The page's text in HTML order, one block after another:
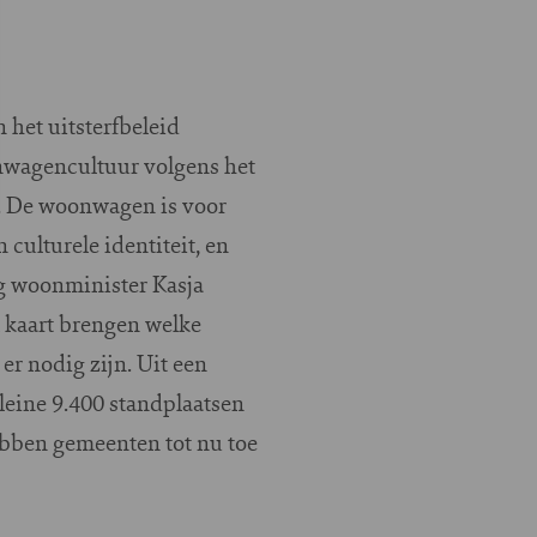
het uitsterfbeleid
volgens het
woonwagen is voor
culturele identiteit, en
woonminister Kasja
brengen welke
nodig zijn. Uit een
9.400 standplaatsen
gemeenten tot nu toe